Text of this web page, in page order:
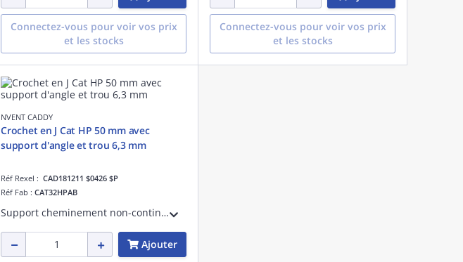
Connectez-vous pour voir vos prix
et les stocks
Connectez-vous pour voir vos prix
et les stocks
NVENT CADDY
Crochet en J Cat HP 50 mm avec
support d'angle et trou 6,3 mm
Réf Rexel : CAD181211 $0426 $P
Réf Fab : CAT32HPAB
Support cheminement non-continu. Crochet en J CAT-HP 50 mm, combiné avec Equerre à trou de 6,3 mm, Fixation plafond béton et autres structures.
Ajouter